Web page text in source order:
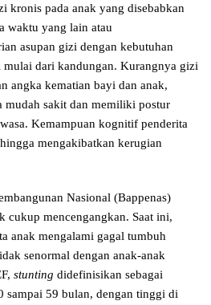
kronis pada anak yang disebabkan
waktu yang lain atau
asupan gizi dengan kebutuhan
mulai dari kandungan. Kurangnya gizi
angka kematian bayi dan anak,
mudah sakit dan memiliki postur
Kemampuan kognitif penderita
mengakibatkan kerugian
Nasional (Bappenas)
cukup mencengangkan. Saat ini,
anak mengalami gagal tumbuh
senormal dengan anak-anak
stunting didefinisikan sebagai
sampai 59 bulan, dengan tinggi di